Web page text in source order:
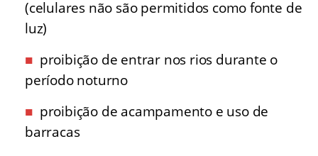
(celulares não são permitidos como fonte de
luz)
proibição de entrar nos rios durante o
período noturno
proibição de acampamento e uso de
barracas